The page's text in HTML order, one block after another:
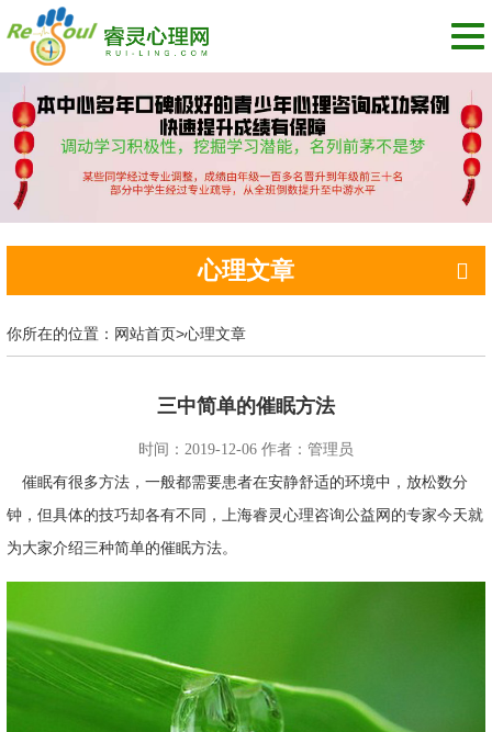
切
航
心理文章
你所在的位置： 网站首页>心理文章
三中简单的催眠方法
时间：2019-12-06 作者：管理员
催眠有很多方法，一般都需要患者在安静舒适的环境中，放松数分
钟，但具体的技巧却各有不同，上海睿灵心理咨询公益网的专家今天就
为大家介绍三种简单的催眠方法。